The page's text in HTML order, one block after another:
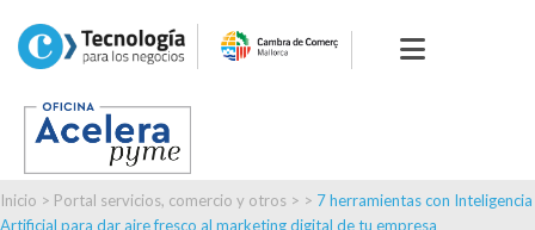
Inicio > Portal servicios, comercio y otros > > 7 herramientas con Inteligencia
Artificial para dar aire fresco al marketing digital de tu empresa